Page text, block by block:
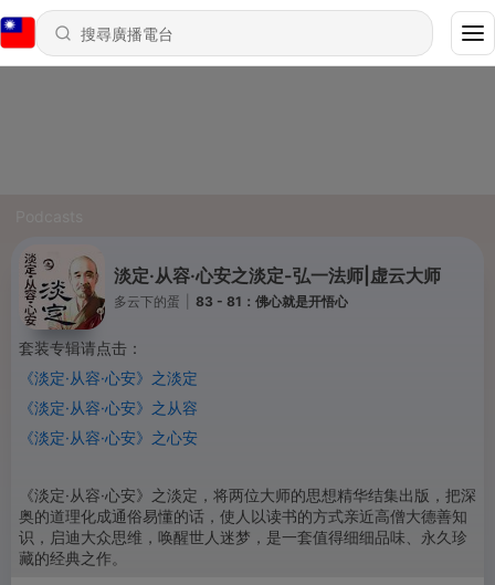
淡定·从容·心安之淡定-弘一法师|虚云大师
多云下的蛋 83 - 81：佛心就是开悟心
套装专辑请点击：
《淡定·从容·心安》 之淡定
《淡定·从容·心安》 之从容
《淡定·从容·心安》 之心安
《淡定·从容·心安》之淡定，将两位大师的思想精华结集出版，把深
奥的道理化成通俗易懂的话，使人以读书的方式亲近高僧大德善知
识，启迪大众思维，唤醒世人迷梦，是一套值得细细品味、永久珍
藏的经典之作。